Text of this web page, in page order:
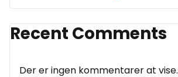
Recent Comments
Der er ingen kommentarer at vise.